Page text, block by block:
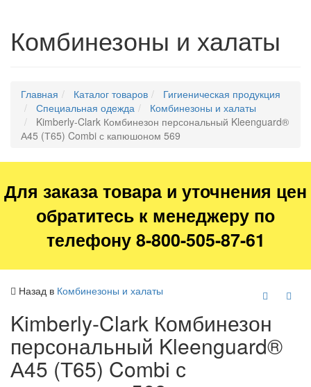
Комбинезоны и халаты
Главная Каталог товаров
Гигиеническая продукция
Специальная одежда
Комбинезоны и халаты
Kimberly-Clark Комбинезон персональный Kleenguard®
А45 (Т65) Combi с капюшоном 569
Для заказа товара и уточнения цен
обратитесь к менеджеру по
телефону 8-800-505-87-61
Назад в Комбинезоны и халаты
Kimberly-Clark Комбинезон
персональный Kleenguard®
А45 (Т65) Combi с